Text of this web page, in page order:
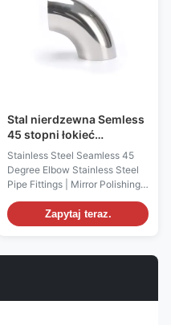
this standard range ...
Stal nierdzewna Semless
45 stopni łokieć
Rurociągi ze stali
nierdzewnej Lustrzanie
lusterek
Stainless Steel Seamless 45
Degree Elbow Stainless Steel
Pipe Fittings | Mirror Polishing
Standard:ASTM A403 / ASME
B16.9 Grades:Available in 304
(UNS S30400) and 316L (UNS
(OD):Manufactured to match
Wall Thickness...
Zapytaj teraz.